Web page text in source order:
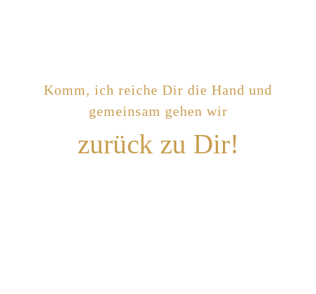
Komm, ich reiche Dir die Hand und
gemeinsam gehen wir
zurück zu Dir!